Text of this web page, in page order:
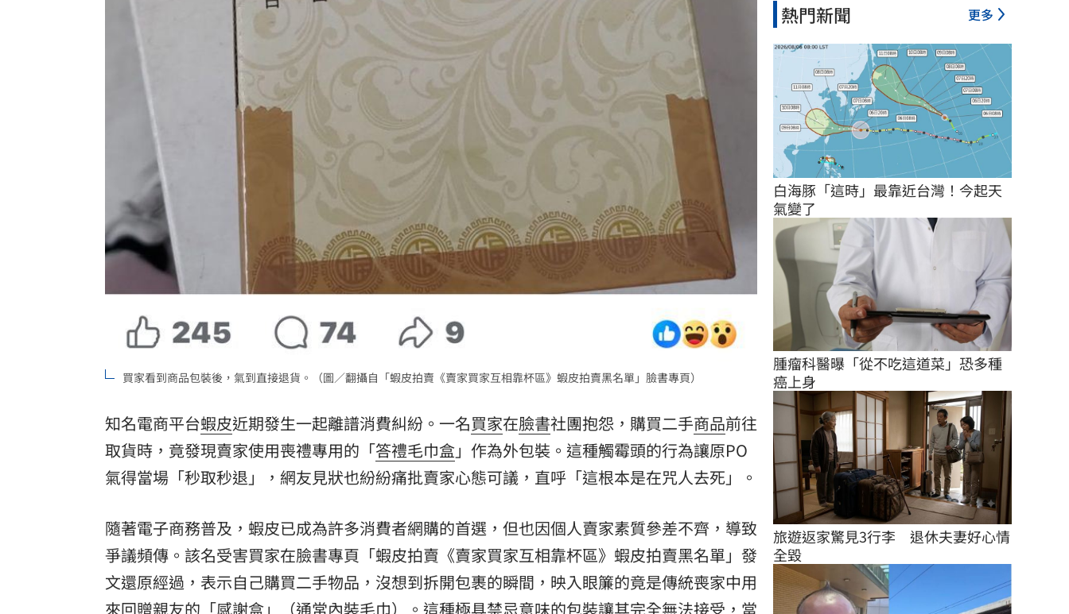
買家看到商品包裝後，氣到直接退貨。（圖／翻攝自「蝦皮拍賣《賣家買家互相靠杯區》蝦皮拍賣黑名單」臉書專頁）
知名電商平台蝦皮近期發生一起離譜消費糾紛。一名買家在臉書社團抱怨，購買二手商品前往
取貨時，竟發現賣家使用喪禮專用的「答禮毛巾盒」作為外包裝。這種觸霉頭的行為讓原PO
氣得當場「秒取秒退」，網友見狀也紛紛痛批賣家心態可議，直呼「這根本是在咒人去死」。
隨著電子商務普及，蝦皮已成為許多消費者網購的首選，但也因個人賣家素質參差不齊，導致
爭議頻傳。該名受害買家在臉書專頁「蝦皮拍賣《賣家買家互相靠杯區》蝦皮拍賣黑名單」發
文還原經過，表示自己購買二手物品，沒想到拆開包裹的瞬間，映入眼簾的竟是傳統喪家中用
來回贈親友的「感謝盒」（通常內裝毛巾）。這種極具禁忌意味的包裝讓其完全無法接受，當
熱門新聞 更多
白海豚「這時」最靠近台灣！今起天
氣變了
腫瘤科醫曝「從不吃這道菜」恐多種
癌上身
旅遊返家驚見3行李　退休夫妻好心情
全毀